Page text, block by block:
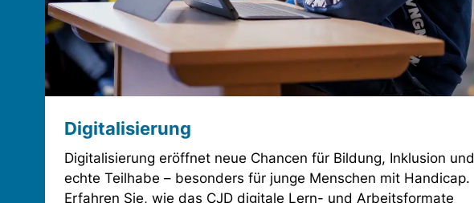
Digitalisierung
Digitalisierung eröffnet neue Chancen für Bildung, Inklusion und
echte Teilhabe – besonders für junge Menschen mit Handicap.
Erfahren Sie, wie das CJD digitale Lern- und Arbeitsformate